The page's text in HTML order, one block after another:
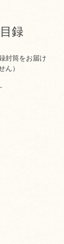
録
封筒をお届け
ん）